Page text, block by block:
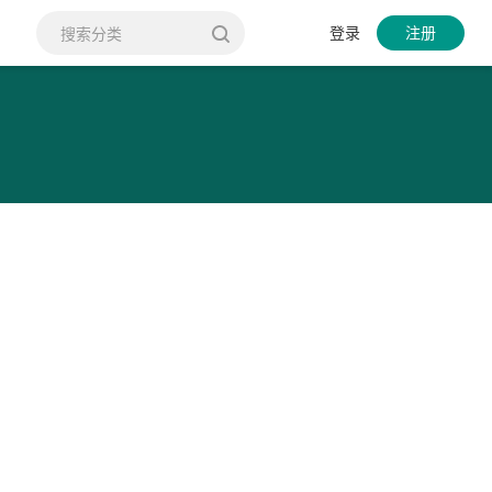
登录 注册